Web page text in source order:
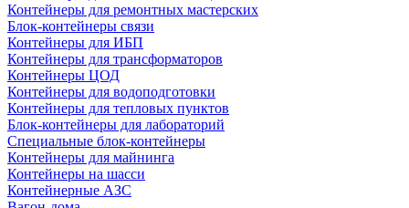
Контейнеры для ремонтных мастерских
Блок-контейнеры связи
Контейнеры для ИБП
Контейнеры для трансформаторов
Контейнеры ЦОД
Контейнеры для водоподготовки
Контейнеры для тепловых пунктов
Блок-контейнеры для лабораторий
Специальные блок-контейнеры
Контейнеры для майнинга
Контейнеры на шасси
Контейнерные АЗС